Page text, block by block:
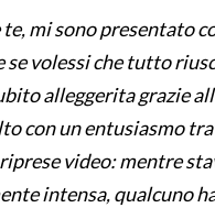
mi sono presentato
se volessi che tutto
alleggerita grazie
con un entusiasmo
video: mentre
intensa, qualcuno